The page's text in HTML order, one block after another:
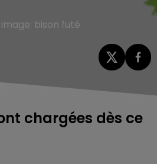
bison futé
chargées dès ce